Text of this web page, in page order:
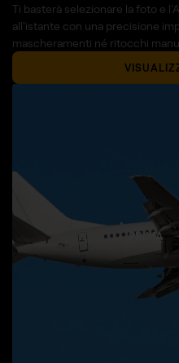
PRIMA
Ti basterà selezionare la foto e
all'istante con una precisione
mascheramenti né ritocchi